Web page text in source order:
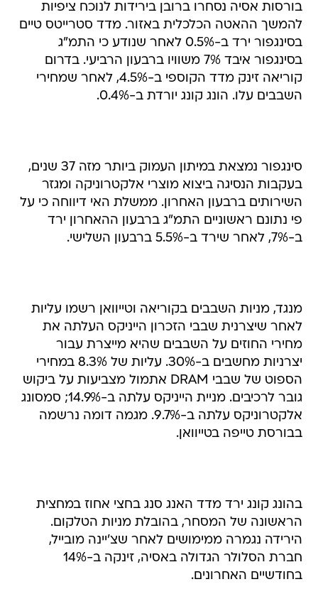
בורסות אסיה נסחרו ברובן בירידות לנוכח ציפיות
להמשך ההאטה הכלכלית באזור. מדד סטרייטס טיים
בסינגפור ירד ב-0.5% לאחר שנודע כי התמ"ג
בסינגפור איבד 7% משוויו ברבעון הרביעי. בדרום
קוריאה זינק מדד הקוספי ב-4.5%, לאחר שמחירי
השבבים עלו. הונג קונג יורדת ב-0.4%.
סינגפור נמצאת במיתון העמוק ביותר מזה 37 שנים,
בעקבות הנסיגה ביצוא מוצרי אלקטרוניקה ומגזר
השירותים ברבעון האחרון. ממשלת האי דיווחה כי על
פי נתונם ראשוניים התמ"ג ברבעון ההאחרון ירד
ב-7%, לאחר שירד ב-5.5% ברבעון השלישי.
מנגד, מניות השבבים בקוריאה וטייוואן רשמו עליות
לאחר שיצרנית שבבי הזכרון הייניקס העלתה את
מחירי החוזים על השבבים שהיא מייצרת עבור
יצרניות מחשבים ב-30%. עליות של 8.3% במחירי
הספוט של שבבי DRAM אתמול מצביעות על ביקוש
גובר לרכיבים. מניית הייניקס עלתה ב-14.9%; סמסונג
אלקטרוניקס עלתה ב-9.7%. מגמה דומה נרשמה
בבורסת טייפה בטייוואן.
בהונג קונג ירד מדד האנג סנג בחצי אחוז במחצית
הראשונה של המסחר, בהובלת מניות הטלקום.
הירידה נגמרה ממימושים לאחר שצ'יינה מובייל,
חברת הסלולר הגדולה באסיה, זינקה ב-14%
בחודשיים האחרונים.